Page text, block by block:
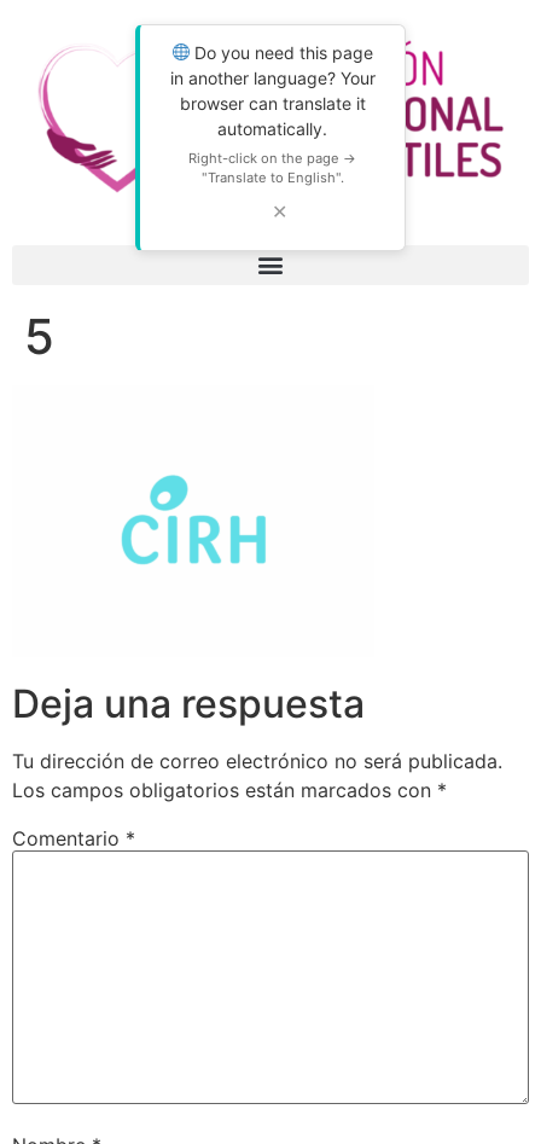
Do you need this page
in another language? Your
browser can translate it
automatically.
Right-click on the page →
"Translate to English".
✕
5
Deja una respuesta
Tu dirección de correo electrónico no será publicada.
Los campos obligatorios están marcados con *
Comentario *